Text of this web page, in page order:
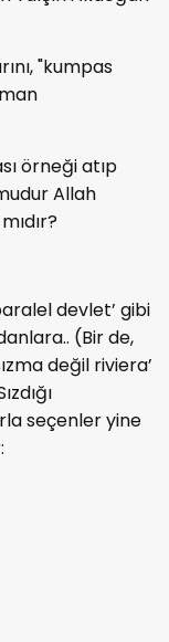
"kumpas
örneği atıp
Allah
devlet’ gibi
(Bir de,
değil riviera’
seçenler yine